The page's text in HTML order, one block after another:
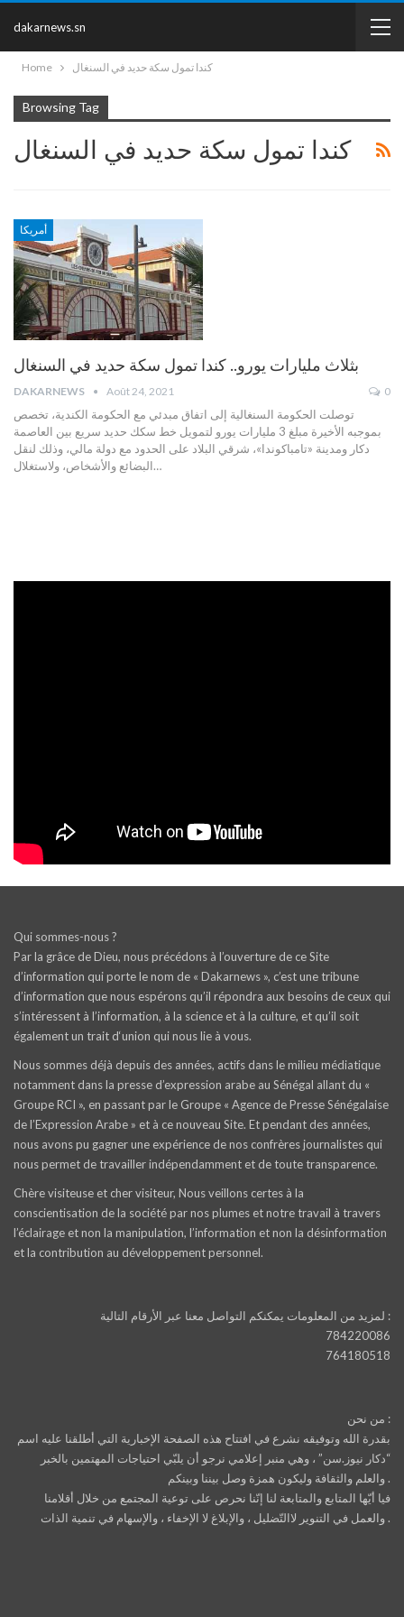
dakarnews.sn
Home كندا تمول سكة حديد في السنغال
Browsing Tag
كندا تمول سكة حديد في السنغال
أمريكا
بثلاث مليارات يورو.. كندا تمول سكة حديد في السنغال
DAKARNEWS Août 24, 2021 0
توصلت الحكومة السنغالية إلى اتفاق مبدئي مع الحكومة الكندية، تخصص
بموجبه الأخيرة مبلغ 3 مليارات يورو لتمويل خط سكك حديد سريع بين العاصمة
دكار ومدينة «تامباكوندا»، شرقي البلاد على الحدود مع دولة مالي، وذلك لنقل
البضائع والأشخاص، ولاستغلال…
Qui sommes-nous ?
Par la grâce de Dieu, nous précédons à l’ouverture de ce Site
d’information qui porte le nom de « Dakarnews », c’est une tribune
d’information que nous espérons qu’il répondra aux besoins de ceux qui
s’intéressent à l’information, à la science et à la culture, et qu’il soit
également un trait d‘union qui nous lie à vous.
Nous sommes déjà depuis des années, actifs dans le milieu médiatique
notamment dans la presse d’expression arabe au Sénégal allant du «
Groupe RCI », en passant par le Groupe « Agence de Presse Sénégalaise
de l’Expression Arabe » et à ce nouveau Site. Et pendant des années,
nous avons pu gagner une expérience de nos confrères journalistes qui
nous permet de travailler indépendamment et de toute transparence.
Chère visiteuse et cher visiteur, Nous veillons certes à la
conscientisation de la société par nos plumes et notre travail à travers
l’éclairage et non la manipulation, l’information et non la désinformation
et la contribution au développement personnel.
لمزيد من المعلومات يمكنكم التواصل معنا عبر الأرقام التالية :
784220086
764180518
من نحن :
بقدرة الله وتوفيقه نشرع في افتتاح هذه الصفحة الإخبارية التي أطلقنا عليه اسم
“دكار نيوز.سن” ، وهي منبر إعلامي نرجو أن يلبّي احتياجات المهتمين بالخبر
والعلم والثقافة وليكون همزة وصل بيننا وبينكم .
فيا أيّها المتابع والمتابعة لنا إنّنا نحرص على توعية المجتمع من خلال أقلامنا
والعمل في التنوير لاالتّضليل ، والإبلاغ لا الإخفاء ، والإسهام في تنمية الذات .